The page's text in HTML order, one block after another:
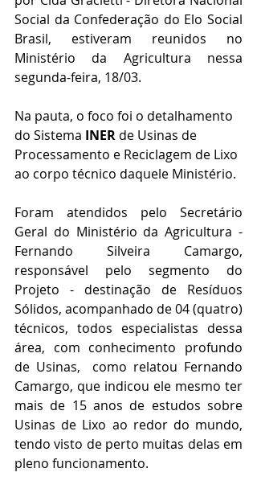
Social da Confederação do Elo Social
Brasil, estiveram reunidos no
Ministério da Agricultura nessa
segunda-feira, 18/03.
Na pauta, o foco foi o detalhamento
do Sistema INER de Usinas de
Processamento e Reciclagem de Lixo
ao corpo técnico daquele Ministério.
Foram atendidos pelo Secretário
Geral do Ministério da Agricultura -
Fernando Silveira Camargo,
responsável pelo segmento do
Projeto - destinação de Resíduos
Sólidos, acompanhado de 04 (quatro)
técnicos, todos especialistas dessa
área, com conhecimento profundo
de Usinas,  como relatou Fernando
Camargo, que indicou ele mesmo ter
mais de 15 anos de estudos sobre
Usinas de Lixo ao redor do mundo,
tendo visto de perto muitas delas em
pleno funcionamento.